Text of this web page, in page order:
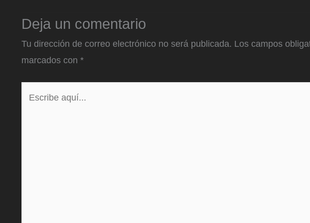
Deja un comentario
Tu dirección de correo electrónico no será publicada. Los campos
marcados con *